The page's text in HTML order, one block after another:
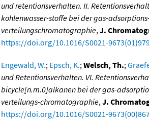
und retentionsverhalten. II.
kohlenwasser-stoffe bei der gas-
verteilungschromatographie,J.
https://doi.org/10.1016/S0021-
Engewald, W.; Epsch, K.;Welsch, Th.;
und Retentionsverhalten. VI.
bicycle[n.m.0]alkanen bei der gas-
verteilungs-chromatographie,J.
https://doi.org/10.1016/S0021-